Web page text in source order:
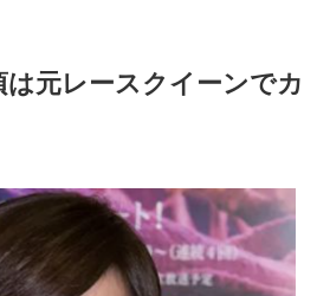
は元レースクイーンでカ